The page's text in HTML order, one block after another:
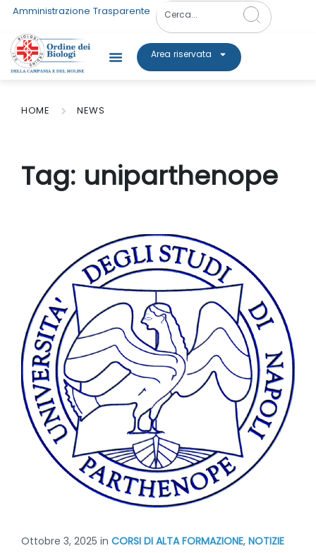
Amministrazione Trasparente
Area riservata
HOME NEWS
Tag: uniparthenope
Ottobre 3, 2025 in CORSI DI ALTA FORMAZIONE, NOTIZIE